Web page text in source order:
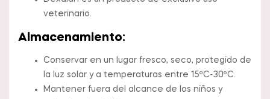
veterinario.
Almacenamiento:
Conservar en un lugar fresco, seco, protegido de
la luz solar y a temperaturas entre 15ºC-30ºC.
Mantener fuera del alcance de los niños y